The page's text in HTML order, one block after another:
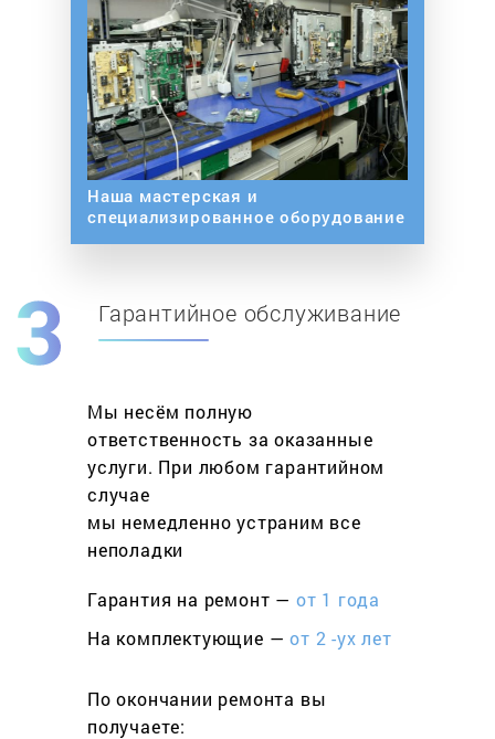
Наша мастерская и
специализированное оборудование
Гарантийное обслуживание
Мы несём полную
ответственность за оказанные
услуги. При любом гарантийном
cлучае
мы немедленно устраним все
неполадки
Гарантия на ремонт — от 1 года
На комплектующие —от 2 -ух лет
По окончании ремонта вы
получаете: